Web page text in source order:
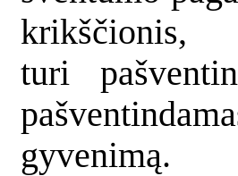
turi
gyvenimą.